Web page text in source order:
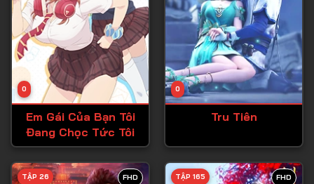
Tập 11
Tập 12
Tập 13
Tập 14
Tập 15
Tập 17
Tập 18
0
Em Gái Của Bạn Tôi
Đang Chọc Tức Tôi
0
Tru Tiên
FHD
TẬP 26 FHD
TẬP 165